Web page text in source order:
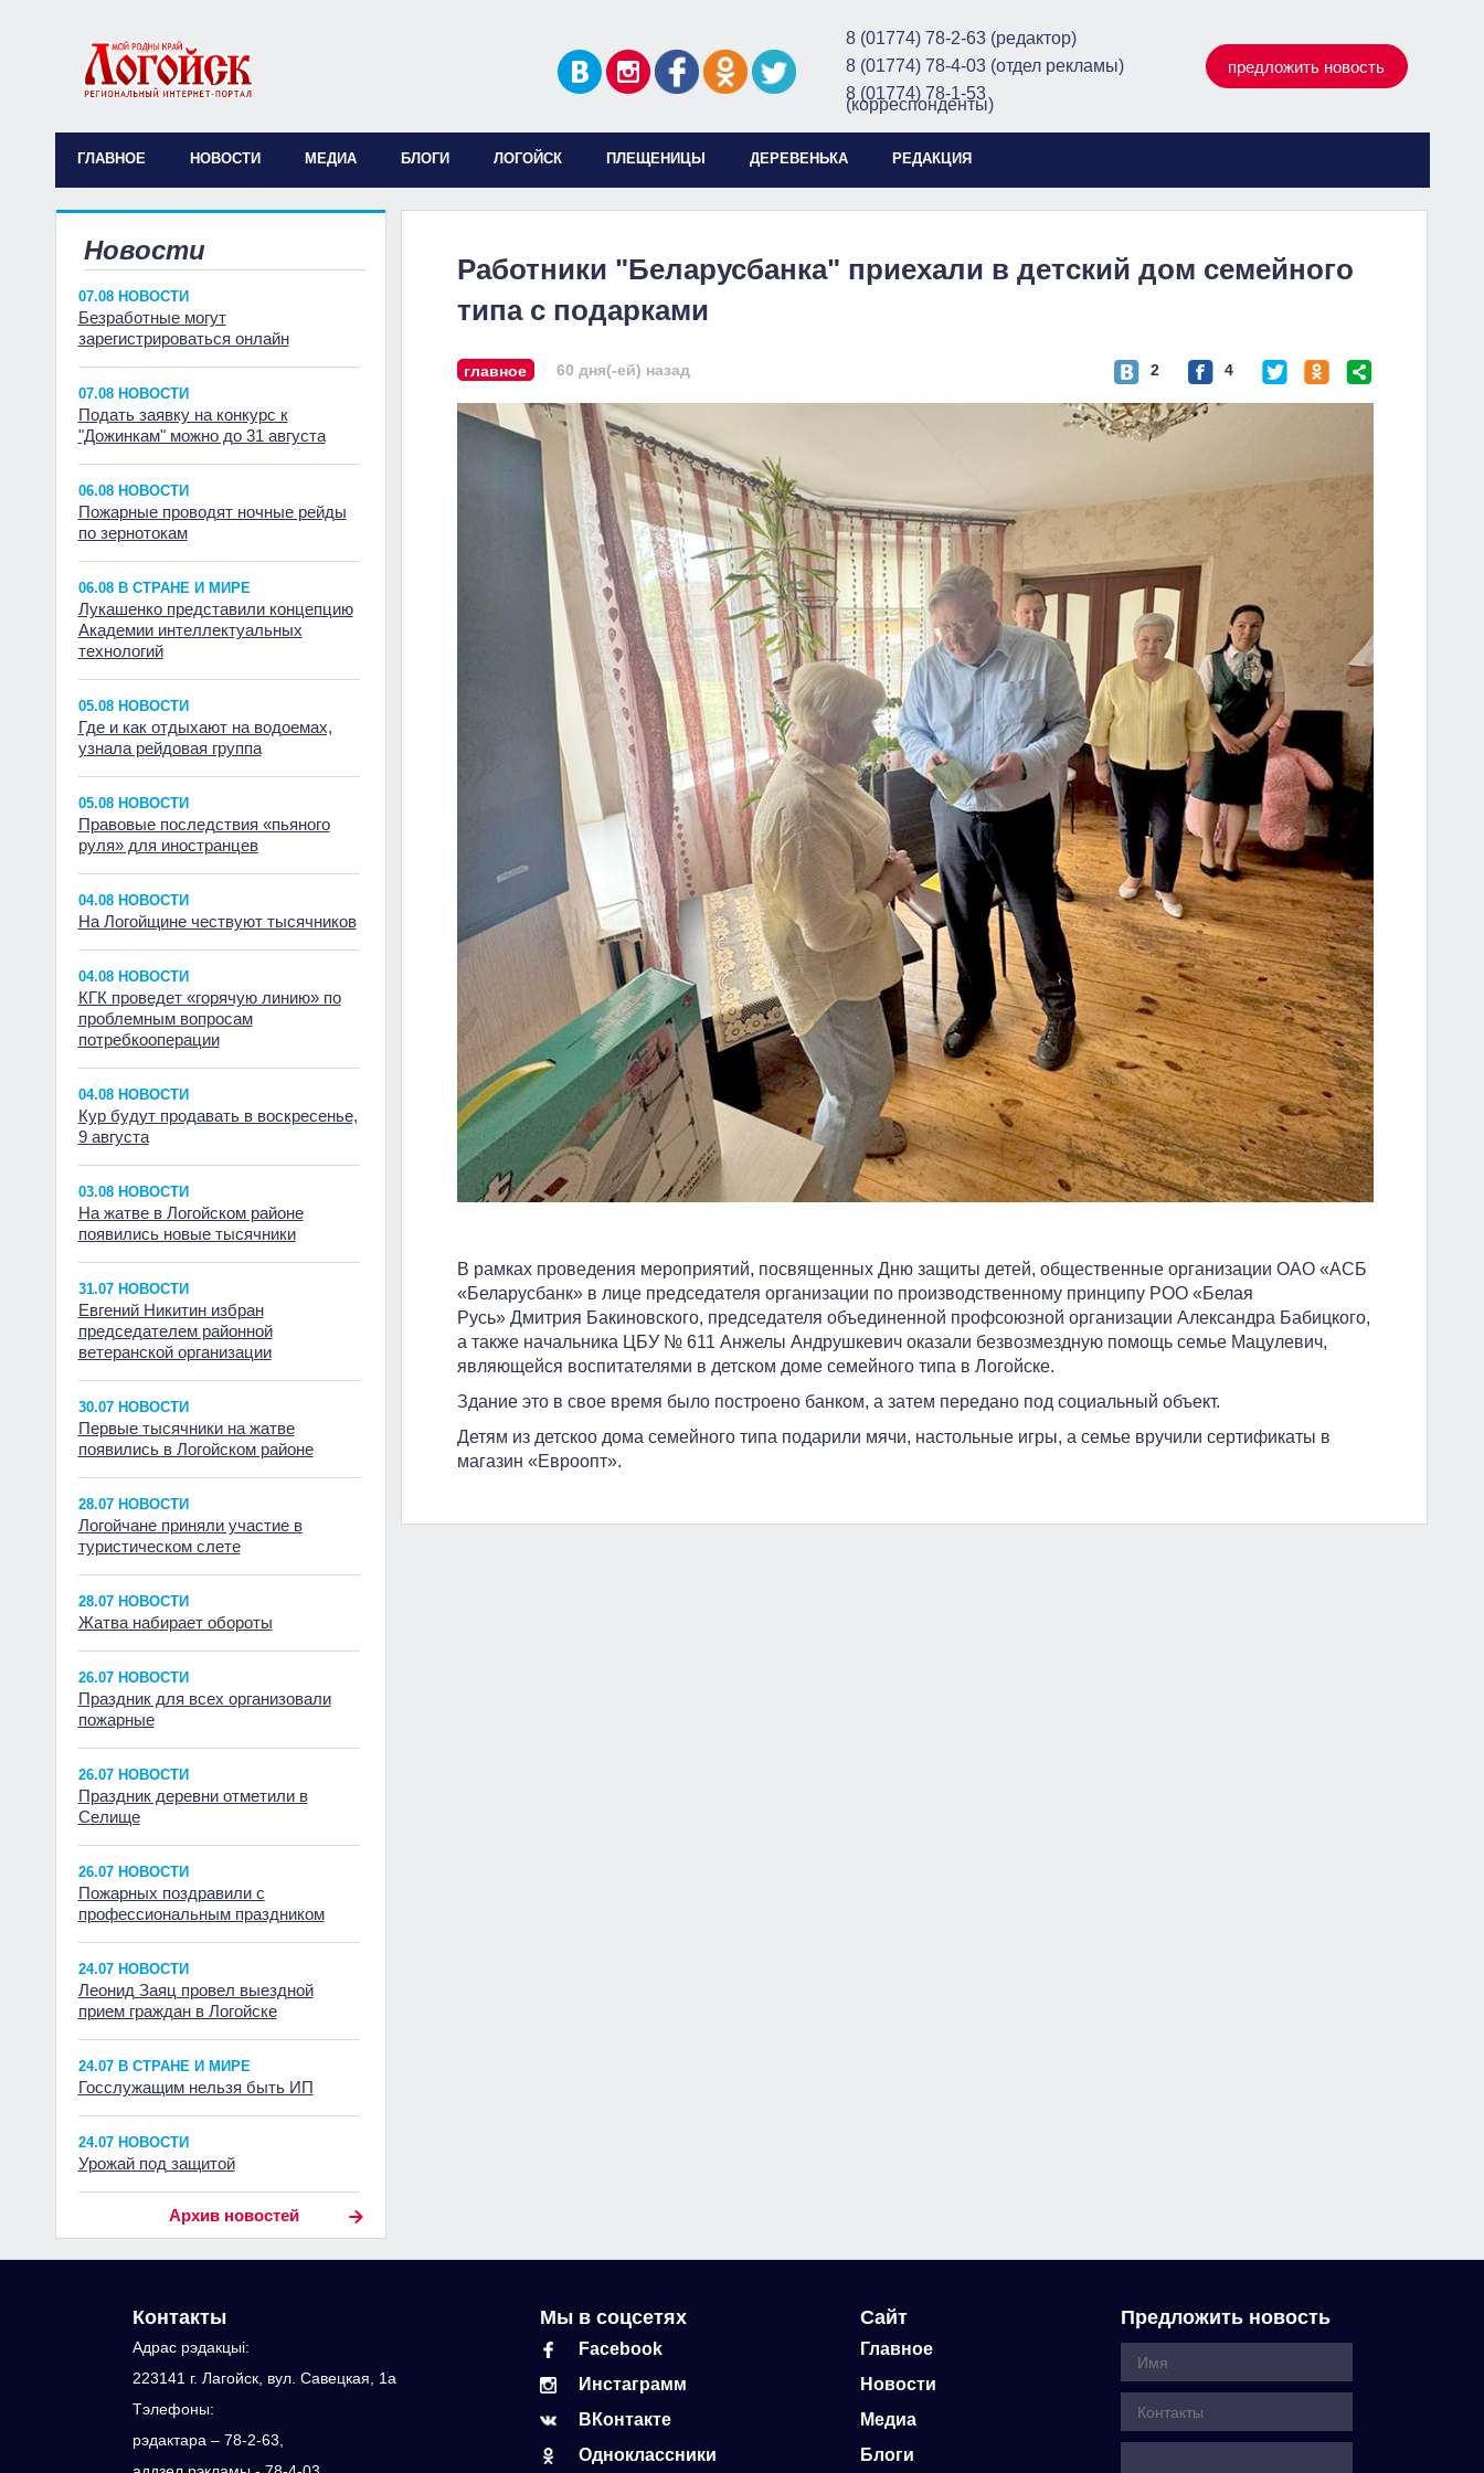
8 (01774) 78-2-63 (редактор)
8 (01774) 78-4-03 (отдел рекламы)
8 (01774) 78-1-53
(корреспонденты)
предложить новость
ГЛАВНОЕ НОВОСТИ МЕДИА БЛОГИ ЛОГОЙСК ПЛЕЩЕНИЦЫ ДЕРЕВЕНЬКА РЕДАКЦИЯ
Новости
07.08 НОВОСТИ
Безработные могут
зарегистрироваться онлайн
07.08 НОВОСТИ
Подать заявку на конкурс к
"Дожинкам" можно до 31 августа
06.08 НОВОСТИ
Пожарные проводят ночные рейды
по зернотокам
06.08 В СТРАНЕ И МИРЕ
Лукашенко представили концепцию
Академии интеллектуальных
технологий
05.08 НОВОСТИ
Где и как отдыхают на водоемах,
узнала рейдовая группа
05.08 НОВОСТИ
Правовые последствия «пьяного
руля» для иностранцев
04.08 НОВОСТИ
На Логойщине чествуют тысячников
04.08 НОВОСТИ
КГК проведет «горячую линию» по
проблемным вопросам
потребкооперации
04.08 НОВОСТИ
Кур будут продавать в воскресенье,
9 августа
03.08 НОВОСТИ
На жатве в Логойском районе
появились новые тысячники
31.07 НОВОСТИ
Евгений Никитин избран
председателем районной
ветеранской организации
30.07 НОВОСТИ
Первые тысячники на жатве
появились в Логойском районе
28.07 НОВОСТИ
Логойчане приняли участие в
туристическом слете
28.07 НОВОСТИ
Жатва набирает обороты
26.07 НОВОСТИ
Праздник для всех организовали
пожарные
26.07 НОВОСТИ
Праздник деревни отметили в
Селище
26.07 НОВОСТИ
Пожарных поздравили с
профессиональным праздником
24.07 НОВОСТИ
Леонид Заяц провел выездной
прием граждан в Логойске
24.07 В СТРАНЕ И МИРЕ
Госслужащим нельзя быть ИП
24.07 НОВОСТИ
Урожай под защитой
Архив новостей
Работники "Беларусбанка" приехали в детский дом семейного
типа с подарками
главное 60 дня(-ей) назад 2 4
В рамках проведения мероприятий, посвященных Дню защиты детей, общественные организации ОАО «АСБ
«Беларусбанк» в лице председателя организации по производственному принципу РОО «Белая
Русь» Дмитрия Бакиновского, председателя объединенной профсоюзной организации Александра Бабицкого,
а также начальника ЦБУ № 611 Анжелы Андрушкевич оказали безвозмездную помощь семье Мацулевич,
являющейся воспитателями в детском доме семейного типа в Логойске.
Здание это в свое время было построено банком, а затем передано под социальный объект.
Детям из детскоо дома семейного типа подарили мячи, настольные игры, а семье вручили сертификаты в
магазин «Евроопт».
Контакты
Адрас рэдакцыi:
223141 г. Лагойск, вул. Савецкая, 1а
Тэлефоны:
рэдактара – 78-2-63,
Мы в соцсетях
Facebook
Инстаграмм
ВКонтакте
Одноклассники
Сайт
Главное
Новости
Медиа
Блоги
Предложить новость